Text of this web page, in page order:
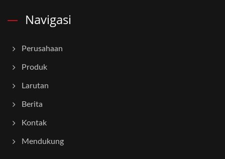
Navigasi
Perusahaan
Produk
Larutan
Berita
Kontak
Mendukung